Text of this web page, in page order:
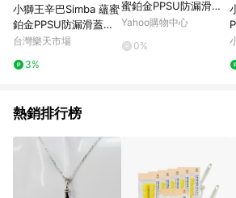
致無法收到導購通知，亦可能無法收到點數，
注意以下行為將可能導致無法取得 LINE
使用非指定之途徑及方式完成交易，或經由蝦皮
徑不符合回饋資格或規則者。 15. 若有贈點爭議
LINE購物訂單紀錄已呈現：「非本次前往蝦皮商
合回饋資格」，則不受理此案件。 [注意事項] 1.如導購途中用戶
由網頁版(電腦版/手機版網頁)切換為 App 會造
進行 LINE POINTS 回饋 2.若購買過程中關閉蝦皮APP，則需重
新透過LINE購物前往蝦皮商城，否則無法進行
小獅王辛巴Simba 蘊蜜
鉑金PPSU防漏滑蓋學
習水杯270ml-晨藍SW
台灣樂天市場
3%
蜜鉑金PPSU防漏滑蓋
學習水杯270ml-5色可
Yahoo購物中心
0%
熱銷排行榜